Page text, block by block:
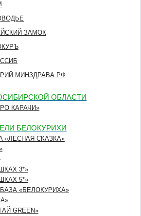
ЗАМОК
МИНЗДРАВА РФ
ОБЛАСТИ
КАРАЧИ»
БЕЛОКУРИХИ
«ЛЕСНАЯ СКАЗКА»
3*»
5*»
«БЕЛОКУРИХА»
GREEN»